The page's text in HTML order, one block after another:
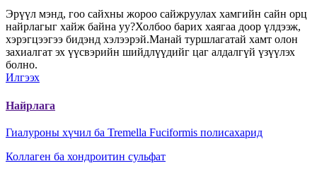
Эрүүл мэнд, гоо сайхны жороо сайжруулах хамгийн сайн орц
найрлагыг хайж байна уу?Холбоо барих хаягаа доор үлдээж,
хэрэгцээгээ бидэнд хэлээрэй.Манай туршлагатай хамт олон
захиалгат эх үүсвэрийн шийдлүүдийг цаг алдалгүй үзүүлэх
болно.
Илгээх
Найрлага
Гиалуроны хүчил ба Tremella Fuciformis полисахарид
Коллаген ба хондроитин сульфат